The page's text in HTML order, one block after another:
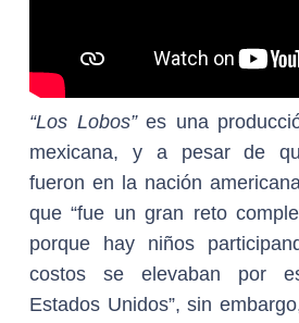
“Los Lobos”es una
mexicana, y a pesar de
fueron en la nación
que “fue un gran reto
porque hay niños
costos se elevaban por
Estados Unidos”, sin